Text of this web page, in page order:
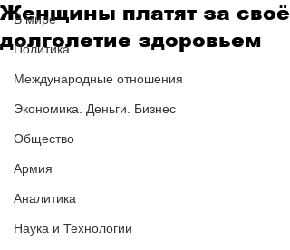
В мире
Политика
Международные отношения
Экономика. Деньги. Бизнес
Общество
Армия
Аналитика
Наука и Технологии
Женщины платят за своё
долголетие здоровьем